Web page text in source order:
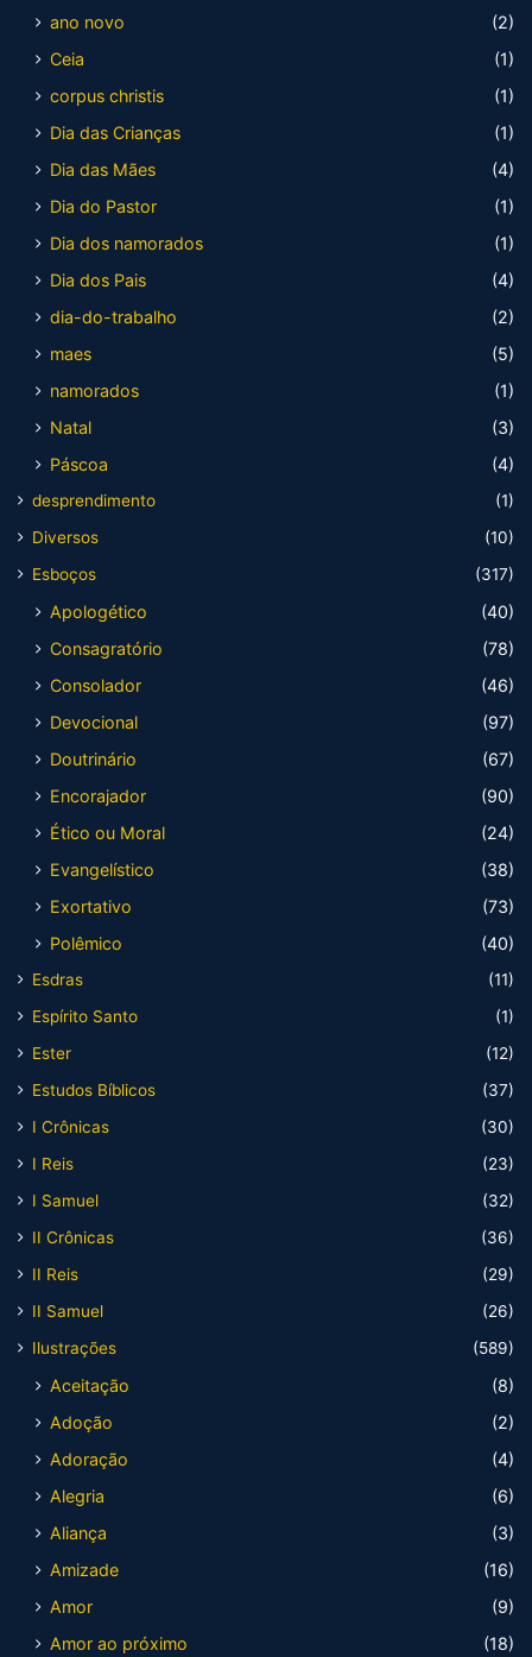
ano novo
(2)
Ceia
(1)
corpus christis
(1)
Dia das Crianças
(1)
Dia das Mães
(4)
Dia do Pastor
(1)
Dia dos namorados
(1)
Dia dos Pais
(4)
dia-do-trabalho
(2)
maes
(5)
namorados
(1)
Natal
(3)
Páscoa
(4)
desprendimento
(1)
Diversos
(10)
Esboços
(317)
Apologético
(40)
Consagratório
(78)
Consolador
(46)
Devocional
(97)
Doutrinário
(67)
Encorajador
(90)
Ético ou Moral
(24)
Evangelístico
(38)
Exortativo
(73)
Polêmico
(40)
Esdras
(11)
Espírito Santo
(1)
Ester
(12)
Estudos Bíblicos
(37)
I Crônicas
(30)
I Reis
(23)
I Samuel
(32)
II Crônicas
(36)
II Reis
(29)
II Samuel
(26)
Ilustrações
(589)
Aceitação
(8)
Adoção
(2)
Adoração
(4)
Alegria
(6)
Aliança
(3)
Amizade
(16)
Amor
(9)
Amor ao próximo
(18)